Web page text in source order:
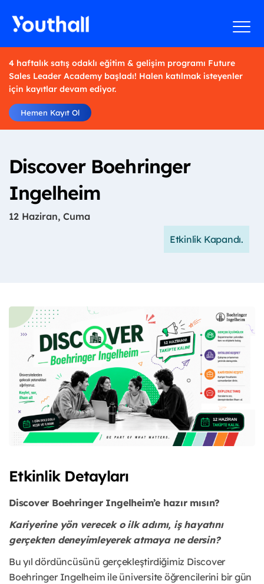
4 haftalık satış odaklı eğitim & gelişim programı Future
Sales Leader Academy başladı! Halen katılmak isteyenler
için kayıtlar devam ediyor.
Hemen Kayıt Ol
Discover Boehringer
Ingelheim
12 Haziran, Cuma
Etkinlik Kapandı.
Etkinlik Detayları
Discover Boehringer Ingelheim’e hazır mısın?
Kariyerine yön verecek o ilk adımı, iş hayatını
gerçekten deneyimleyerek atmaya ne dersin?
Bu yıl dördüncüsünü gerçekleştirdiğimiz Discover
Boehringer Ingelheim ile üniversite öğrencilerini bir gün